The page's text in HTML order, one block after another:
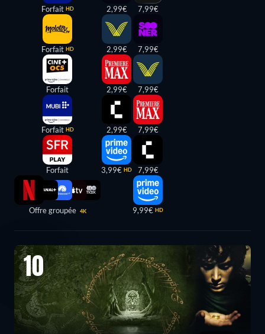
Forfait HD
Forfait HD
Forfait
Forfait HD
Forfait
Offre groupée 4K
2,99€
2,99€
2,99€
2,99€
3,99€ HD
7,99€
7,99€
7,99€
7,99€
7,99€
9,99€ HD
10